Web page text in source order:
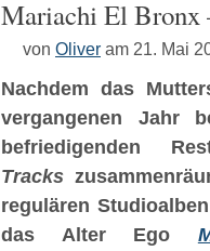
Mariachi El Bronx
von Oliver am 21. Mai
Nachdem das
vergangenen Jahr
befriedigenden
Tracks
regulären
das Alter Ego